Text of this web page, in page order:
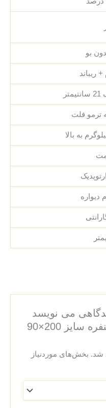
بو
ریباند
ترمو فلت
دیواره
می نویسد
“تشک ایپک مدل آراد یکنفره سایز 200×90
شد. بخش‌های موردنیاز